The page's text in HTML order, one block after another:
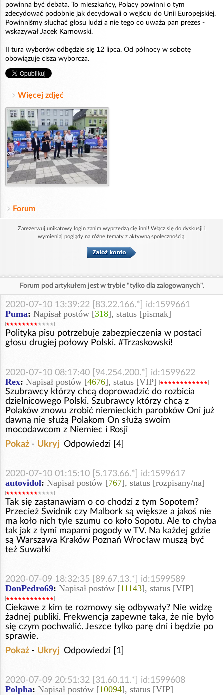
powinna być debata. To mieszkańcy, Polacy powinni o tym
zdecydować podobnie jak decydowali o wejściu do Unii Europejskiej.
Powinniśmy słuchać głosu ludzi a nie tego co uważa pan prezes -
wskazywał Jacek Karnowski.
II tura wyborów odbędzie się 12 lipca. Od północy w sobotę
obowiązuje cisza wyborcza.
Więcej zdjęć
Forum
Zarezerwuj unikatowy login zanim wyprzedzą cię inni! Włącz się do dyskusji i
wymieniaj poglądy na różne tematy z aktywną społecznością.
Forum pod artykułem jest w trybie "tylko dla zalogowanych".
2020-07-10 13:39:22 [83.22.166.*] id:1599661
Puma: Napisał postów [318], status [pismak]
Polityka pisu potrzebuje zabezpieczenia w postaci
głosu drugiej połowy Polski. #Trzaskowski!
2020-07-10 08:17:40 [94.254.200.*] id:1599622
Rex: Napisał postów [4676], status [VIP]
Szubrawcy którzy chcą doprowadzić do rozbicia
dzielnicowego Polski. Szubrawcy którzy chcą z
Polaków znowu zrobić niemieckich parobków Oni już
dawną nie służą Polakom On służą swoim
mocodawcom z Niemiec i Rosji
Pokaż - Ukryj Odpowiedzi [4]
2020-07-10 01:15:10 [5.173.66.*] id:1599617
autovidol: Napisał postów [767], status [rozpisany/na]
Tak się zastanawiam o co chodzi z tym Sopotem?
Przecież Świdnik czy Malbork są większe a jakoś nie
ma koło nich tyle szumu co koło Sopotu. Ale to chyba
tak jak z tymi mapami pogody w TV. Na każdej gdzie
są Warszawa Kraków Poznań Wrocław muszą być
też Suwałki
2020-07-09 18:32:35 [89.67.13.*] id:1599589
DonPedro69: Napisał postów [11143], status [VIP]
Ciekawe z kim te rozmowy się odbywały? Nie widzę
żadnej publiki. Frekwencja zapewne taka, że nie było
się czym pochwalić. Jeszce tylko parę dni i będzie po
sprawie.
Pokaż - Ukryj Odpowiedzi [1]
2020-07-09 20:51:32 [31.60.11.*] id:1599608
Polpha: Napisał postów [10094], status [VIP]